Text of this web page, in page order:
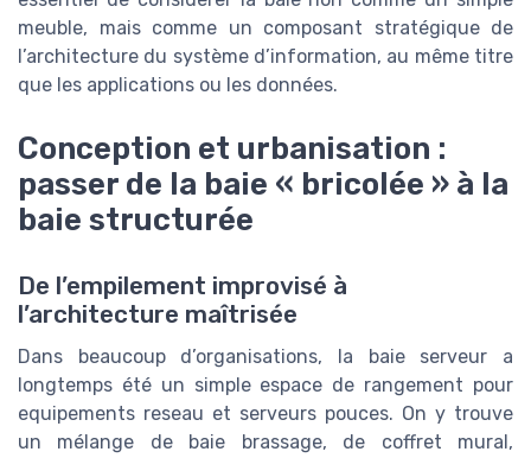
meuble, mais comme un composant stratégique de
l’architecture du système d’information, au même titre
que les applications ou les données.
Conception et urbanisation :
passer de la baie « bricolée » à la
baie structurée
De l’empilement improvisé à
l’architecture maîtrisée
Dans beaucoup d’organisations, la baie serveur a
longtemps été un simple espace de rangement pour
equipements reseau et serveurs pouces. On y trouve
un mélange de baie brassage, de coffret mural,